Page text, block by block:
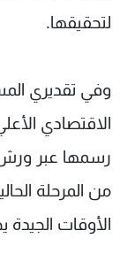
لتحقيقها.
وفي تقديري
الاقتصادي
رسمها عبر
من المرحلة
الأوقات الجيدة